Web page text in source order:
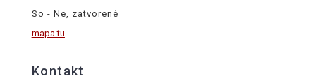
So - Ne, zatvorené
mapa tu
Kontakt